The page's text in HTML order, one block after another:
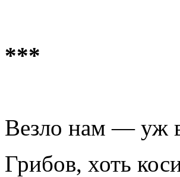
***
Везло нам — уж
Грибов, хоть